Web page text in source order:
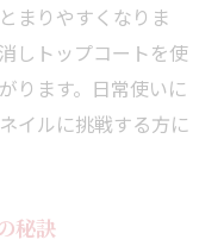
まりやすくなりま
しトップコートを使
ります。日常使いに
イルに挑戦する方に
秘訣